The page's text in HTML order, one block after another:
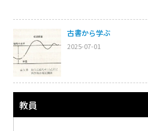
古書から学ぶ
2025-07-01
教員